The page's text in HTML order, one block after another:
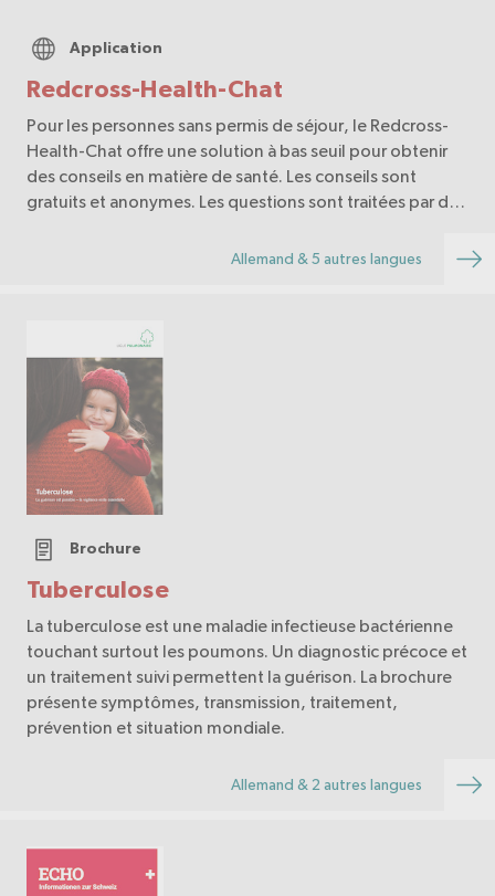
Redcross-Health-Chat
Application
Pour les personnes sans permis de séjour, le Redcross-
Health-Chat offre une solution à bas seuil pour obtenir
des conseils en matière de santé. Les conseils sont
gratuits et anonymes. Les questions sont traitées par des
Allemand & 5 autres langues
Tuberculose
Brochure
La tuberculose est une maladie infectieuse bactérienne
touchant surtout les poumons. Un diagnostic précoce et
un traitement suivi permettent la guérison. La brochure
présente symptômes, transmission, traitement,
prévention et situation mondiale.
Allemand & 2 autres langues